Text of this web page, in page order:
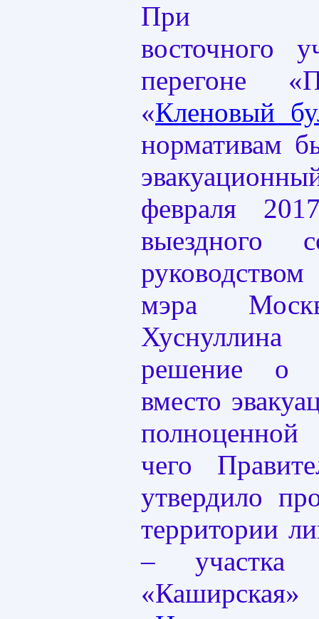
При
восточного
перегоне
«Кленовый
нормативам
февраля
выездного
мэра
решение о
вместо
полноценной
чего
утвердило
территории
–